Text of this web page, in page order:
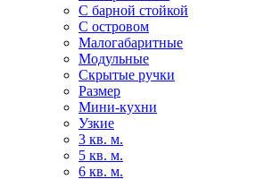
С барной стойкой
С островом
Малогабаритные
Модульные
Скрытые ручки
Размер
Мини-кухни
Узкие
3 кв. м.
5 кв. м.
6 кв. м.